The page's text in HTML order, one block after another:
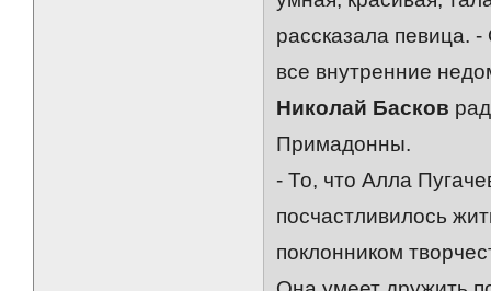
рассказала певица.
все внутренние
Николай Басков
Примадонны.
- То, что Алла
посчастливилось
поклонником